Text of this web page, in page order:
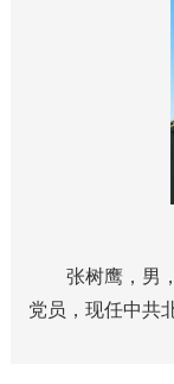
张树鹰，男，
党员，现任中共